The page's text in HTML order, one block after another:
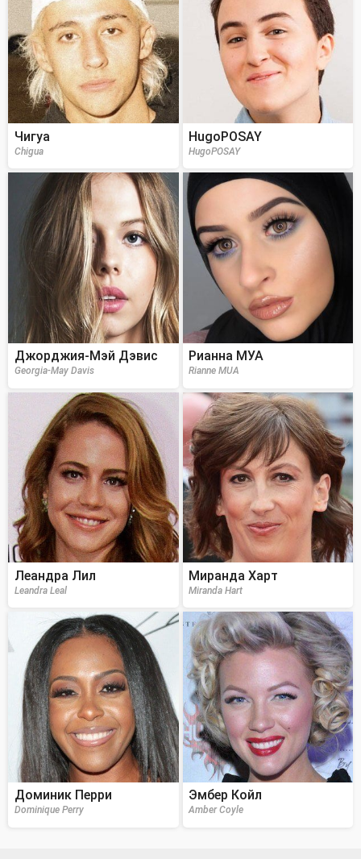
Чигуа
Chigua
HugoPOSAY
HugoPOSAY
Джорджия-Мэй Дэвис
Georgia-May Davis
Рианна МУА
Rianne MUA
Леандра Лил
Leandra Leal
Миранда Харт
Miranda Hart
Доминик Перри
Dominique Perry
Эмбер Койл
Amber Coyle